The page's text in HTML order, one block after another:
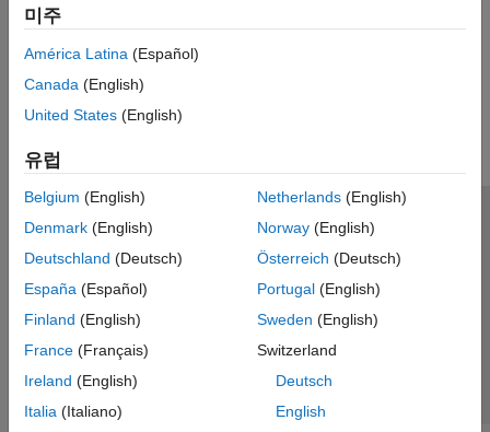
미주
América Latina (Español)
Canada (English)
United States (English)
유럽
Belgium (English)
Denmark (English)
Deutschland (Deutsch)
España (Español)
Finland (English)
France (Français)
Ireland (English)
Italia (Italiano)
Netherlands(English)
Norway(English)
Österreich (Deutsch)
Portugal(English)
Sweden (English)
Switzerland
Deutsch
English
신뢰 센터 등록 상표 개인정보 취급방침
불법 복제 방지
애플리케이션 상태
© 1994-2026 The MathWorks, Inc.